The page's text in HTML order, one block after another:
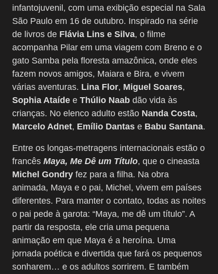
infantojuvenil, com uma exibição especial na Sala
São Paulo em 16 de outubro. Inspirado na série
de livros de Flávia Lins e Silva, o filme
acompanha Pilar em uma viagem com Breno e o
gato Samba pela floresta amazônica, onde eles
fazem novos amigos, Maiara e Bira, e vivem
várias aventuras. Lina Flor, Miguel Soares,
Sophia Ataíde e Thúlio Naab dão vida às
crianças. No elenco adulto estão Nanda Costa,
Marcelo Adnet, Emílio Dantas e Babu Santana.
Entre os longas-metragens internacionais estão o
francês Maya, Me Dê um Título, que o cineasta
Michel Gondry fez para a filha. Na obra
animada, Maya e o pai, Michel, vivem em países
diferentes. Para manter o contato, todas as noites
o pai pede à garota: “Maya, me dê um título”. A
partir da resposta, ele cria uma pequena
animação em que Maya é a heroína. Uma
jornada poética e divertida que fará os pequenos
sonharem… e os adultos sorrirem. E também